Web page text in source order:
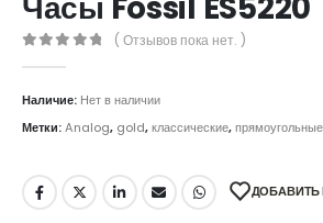
( Отзывов пока нет. )
Наличие: Нет в наличии
Метки:Analog, gold,классические,прямоугольные
ДОБАВИТЬ